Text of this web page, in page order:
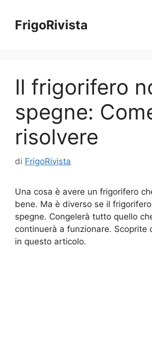
contenuto
FrigoRivista
Il frigorifero
spegne:
risolvere
di FrigoRivista
Una cosa è avere un frigorifero
bene. Ma è diverso se il
spegne. Congelerà tutto quello
continuerà a funzionare. Scoprite
in questo articolo.